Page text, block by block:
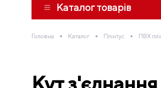
Каталог товарів
Головна • Каталог • Плінтус • ПВХ